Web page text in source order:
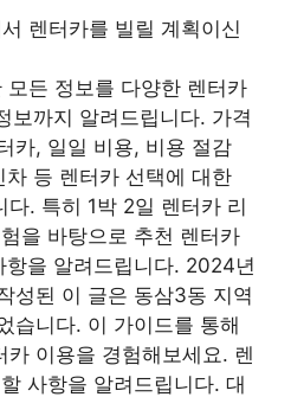
렌터카를 빌릴 계획이신
든 정보를 다양한 렌터카
보까지 알려드립니다. 가격
카, 일일 비용, 비용 절감
등 렌터카 선택에 대한
. 특히 1박 2일 렌터카 리
을 바탕으로 추천 렌터카
을 알려드립니다. 2024년
성된 이 글은 동삼3동 지역
습니다. 이 가이드를 통해
카 이용을 경험해보세요. 렌
사항을 알려드립니다. 대